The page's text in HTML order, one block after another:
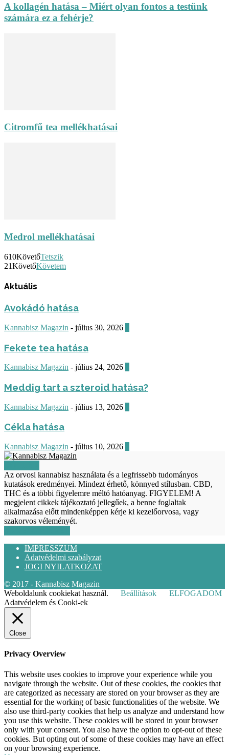
A kollagén hatása – Miért olyan fontos a testünk
számára ez a fehérje?
Citromfű tea mellékhatásai
Medrol mellékhatásai
610KövetőTetszik
21KövetőKövetem
Aktuális
Avokádó hatása
Kannabisz Magazin - július 30, 2026
Fekete tea hatása
Kannabisz Magazin - július 24, 2026
Meddig tart a szteroid hatása?
Kannabisz Magazin - július 13, 2026
Cékla hatása
Kannabisz Magazin - július 10, 2026
Az orvosi kannabisz használata és a legfrissebb tudományos
kutatások eredményei. Mindezt érhető, könnyed stílusban. CBD,
THC és a többi figyelemre méltó hatóanyag. FIGYELEM! A
megjelent cikkek tájékoztató jellegűek, a benne foglaltak
alkalmazása előtt mindenképpen kérje ki kezelőorvosa, vagy
szakorvos véleményét.
IMPRESSZUM
Adatvédelmi szabályzat
JOGI NYILATKOZAT
© 2017 - Kannabisz Magazin
Weboldalunk cookiekat használ.
Beállítások
ELFOGADOM
Adatvédelem és Cooki-ek
Close
Privacy Overview
This website uses cookies to improve your experience while you
navigate through the website. Out of these cookies, the cookies that
are categorized as necessary are stored on your browser as they are
essential for the working of basic functionalities of the website. We
also use third-party cookies that help us analyze and understand how
you use this website. These cookies will be stored in your browser
only with your consent. You also have the option to opt-out of these
cookies. But opting out of some of these cookies may have an effect
on your browsing experience.